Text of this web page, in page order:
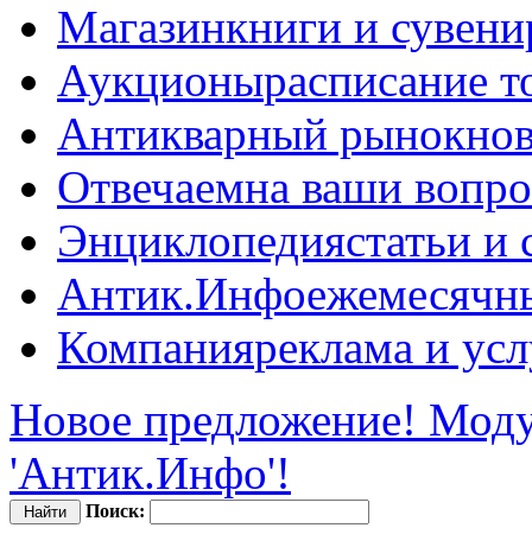
Магазинкниги и
Аукционырасписание
Антикварный рынок
Отвечаемна ваши
Энциклопедиястатьи и
Антик.Инфо
Компанияреклама и
Новое предложение!
'Антик.Инфо'!
Поиск: